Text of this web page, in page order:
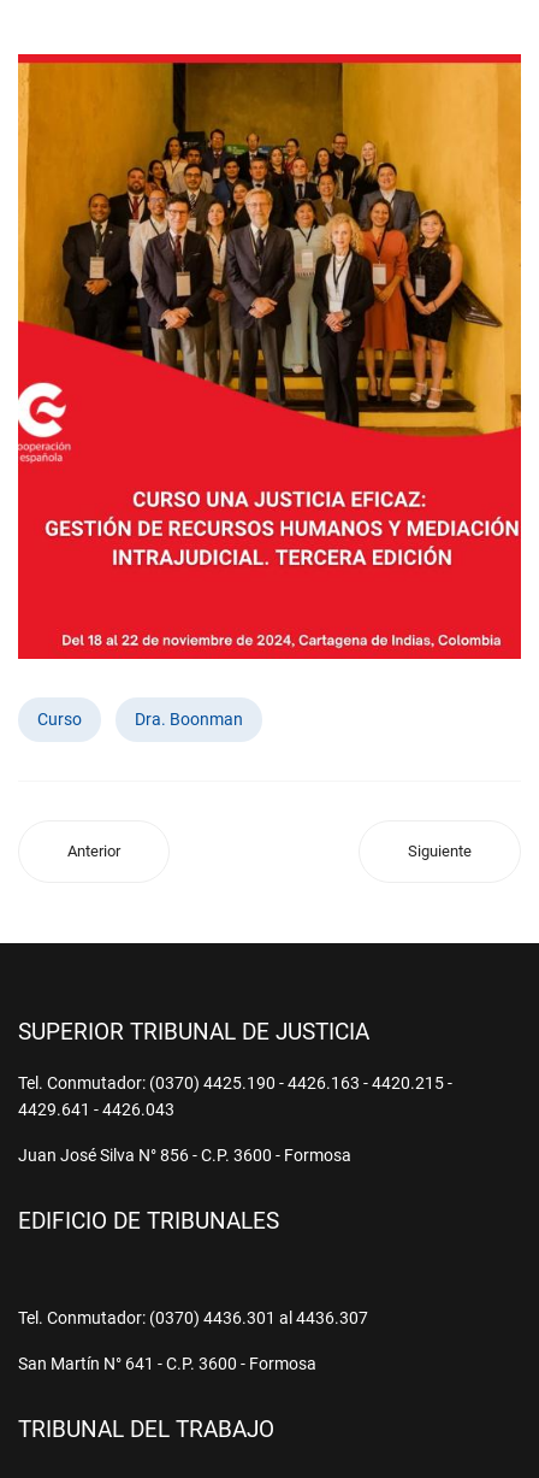
Curso Dra. Boonman
Anterior Siguiente
SUPERIOR TRIBUNAL DE JUSTICIA
Tel. Conmutador: (0370) 4425.190 - 4426.163 - 4420.215 -
4429.641 - 4426.043
Juan José Silva N° 856 - C.P. 3600 - Formosa
EDIFICIO DE TRIBUNALES
Tel. Conmutador: (0370) 4436.301 al 4436.307
San Martín N° 641 - C.P. 3600 - Formosa
TRIBUNAL DEL TRABAJO